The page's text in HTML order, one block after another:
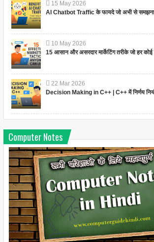
15 May 2026
AI Chatbot Traffic के फायदे जो अभी से
10 May 2026
15 आसान और असरदार मार्केटिंग तरीके जो हर
22 Mar 2026
Decision Making in C++ | C++ में निर्णय
Computer Notes